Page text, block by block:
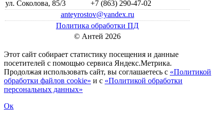
ул. Соколова, 85/3
+7 (863) 290-47-02
anteyrostov@yandex.ru
Политика обработки ПД
© Антей 2026
Этот сайт собирает статистику посещения и данные
посетителей c помощью сервиса Яндекс.Метрика.
Продолжая использовать сайт, вы соглашаетесь с «Политикой
обработки файлов cookie» и с «Политикой обработки
персональных данных»
Ок